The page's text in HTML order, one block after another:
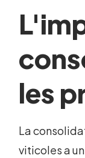
les
La
viticoles a